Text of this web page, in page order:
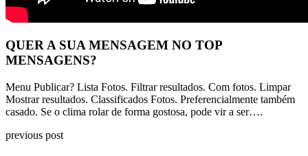
QUER A SUA MENSAGEM NO TOP
MENSAGENS?
Menu Publicar? Lista Fotos. Filtrar resultados. Com fotos. Limpar
Mostrar resultados. Classificados Fotos. Preferencialmente também
casado. Se o clima rolar de forma gostosa, pode vir a ser….
previous post